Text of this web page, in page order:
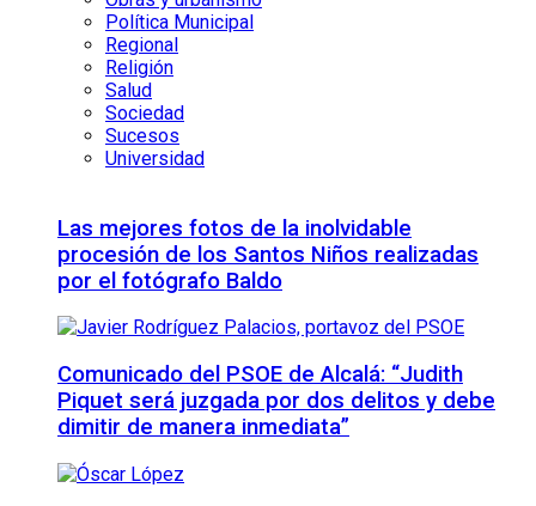
Política Municipal
Regional
Religión
Salud
Sociedad
Sucesos
Universidad
Las mejores fotos de la inolvidable
procesión de los Santos Niños realizadas
por el fotógrafo Baldo
Comunicado del PSOE de Alcalá: “Judith
Piquet será juzgada por dos delitos y debe
dimitir de manera inmediata”